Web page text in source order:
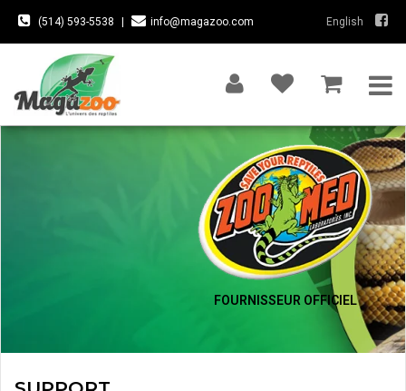
(514) 593-5538 info@magazoo.com English
FOURNISSEUR OFFICIEL